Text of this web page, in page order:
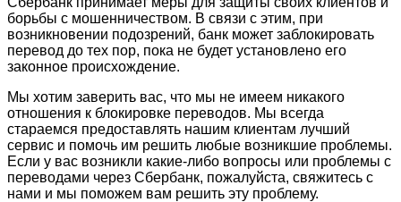
борьбы с мошенничеством. В связи с этим, при
возникновении подозрений, банк может заблокировать
перевод до тех пор, пока не будет установлено его
законное происхождение.
Мы хотим заверить вас, что мы не имеем никакого
отношения к блокировке переводов. Мы всегда
стараемся предоставлять нашим клиентам лучший
сервис и помочь им решить любые возникшие проблемы.
Если у вас возникли какие-либо вопросы или проблемы с
переводами через Сбербанк, пожалуйста, свяжитесь с
нами и мы поможем вам решить эту проблему.